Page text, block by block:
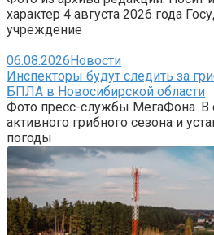
характер 4 августа 2026 года
учреждение
06.08.2026Новости
Инспекторы будут следить за
БПЛА в Новосибирской области
Фото пресс-службы МегаФона. В
активного грибного сезона и
погоды